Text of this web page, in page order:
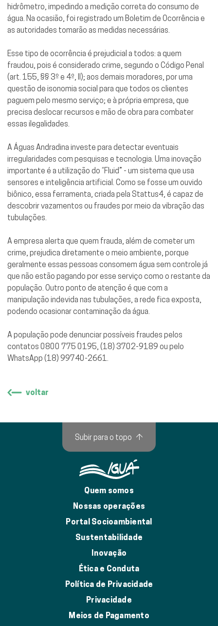
hidrômetro, impedindo a medição correta do consumo de
água. Na ocasião, foi registrado um Boletim de Ocorrência e
as autoridades tomarão as medidas necessárias.
Esse tipo de ocorrência é prejudicial a todos: a quem
fraudou, pois é considerado crime, segundo o Código Penal
(art. 155, §§ 3º e 4º, II); aos demais moradores, por uma
questão de isonomia social para que todos os clientes
paguem pelo mesmo serviço; e à própria empresa, que
precisa deslocar recursos e mão de obra para combater
essas ilegalidades.
A Águas Andradina investe para detectar eventuais
irregularidades com pesquisas e tecnologia. Uma inovação
importante é a utilização do “Fluid” - um sistema que usa
sensores e inteligência artificial. Como se fosse um ouvido
biônico, essa ferramenta, criada pela Stattus4, é capaz de
descobrir vazamentos ou fraudes por meio da vibração das
tubulações.
A empresa alerta que quem frauda, além de cometer um
crime, prejudica diretamente o meio ambiente, porque
geralmente essas pessoas consomem água sem controle já
que não estão pagando por esse serviço como o restante da
população. Outro ponto de atenção é que com a
manipulação indevida nas tubulações, a rede fica exposta,
podendo ocasionar contaminação da água.
A população pode denunciar possíveis fraudes pelos
contatos 0800 775 0195, (18) 3702-9189 ou pelo
WhatsApp (18) 99740-2661.
voltar
Quem somos
Nossas operações
Portal Socioambiental
Sustentabilidade
Inovação
Ética e Conduta
Política de Privacidade
Privacidade
Meios de Pagamento
Subir para o topo ↑